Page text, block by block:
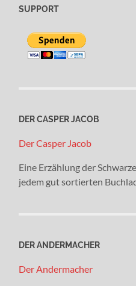
SUPPORT
DER CASPER JACOB
Der Casper Jacob
Eine Erzählung der
jedem gut sortierten
DER ANDERMACHER
Der Andermacher